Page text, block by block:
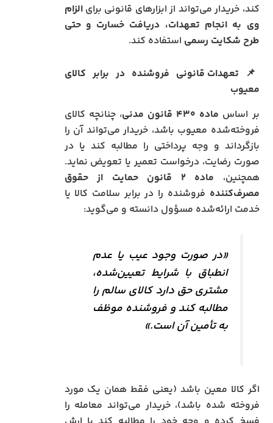
کند، خریدار می‌تواند از ابزارهای قانونی برایالزام
وی به انجام تعهدات، دریافت خسارت و حتی
طرح شکایت رسمی استفاده کند.
📌 تعهدات قانونی فروشنده در برابر کالای
معیوب
بر اساس ماده ۴۳۰ قانون مدنی
، چنانچه کالای
فروخته‌شده معیوب باشد، خریدار می‌تواند آن را
بازگرداند و وجه پرداختی را مطالبه کند یا در
صورت رضایت، درخواست تعمیر یا تعویض نماید.
همچنین،
ماده ۲ قانون حمایت از حقوق
مصرف‌کننده فروشنده را در برابر سلامت کالا یا
خدمت ارائه‌شده مسؤول دانسته و می‌گوید:
«در صورت وجود عیب یا عدم
انطباق با شرایط تعیین‌شده،
مشتری حق دارد کالای سالم را
مطالبه کند و فروشنده موظف
به تأمین آن است.»
اگر کالا معین باشد (یعنی فقط همان یک مورد
فروخته شده باشد)، خریدار می‌تواند معامله را